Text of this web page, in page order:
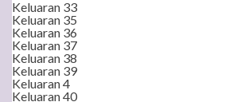
Keluaran 33
Keluaran 35
Keluaran 36
Keluaran 37
Keluaran 38
Keluaran 39
Keluaran 4
Keluaran 40